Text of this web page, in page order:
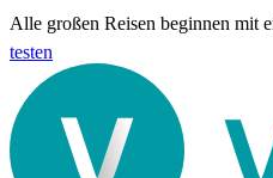
Alle großen Reisen beginnen mit
testen